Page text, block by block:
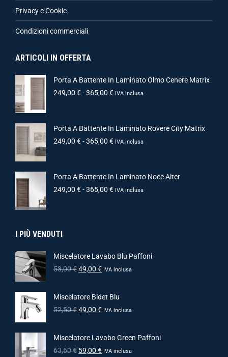
Privacy e Cookie
Condizioni commerciali
ARTICOLI IN OFFERTA
Porta A Battente In Laminato Olmo Cenere Matrix
249,00 €-365,00 € IVA inclusa
Porta A Battente In Laminato Rovere City Matrix
249,00 €-365,00 € IVA inclusa
Porta A Battente In Laminato Noce Alter
249,00 €-365,00 € IVA inclusa
I PIÙ VENDUTI
Miscelatore Lavabo Blu Paffoni
53,00€49,00 € IVA inclusa
Miscelatore Bidet Blu
52,50€49,00 € IVA inclusa
Miscelatore Lavabo Green Paffoni
63,60€ 59,00 € IVA inclusa